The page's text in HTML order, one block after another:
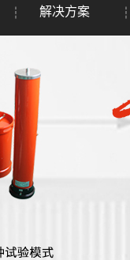
解决方案